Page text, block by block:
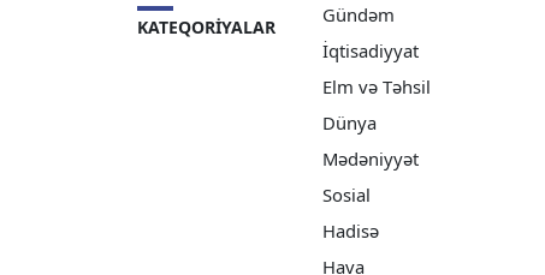
KATEQORIYALAR
Gündəm
İqtisadiyyat
Elm və Təhsil
Dünya
Mədəniyyət
Sosial
Hadisə
Hava